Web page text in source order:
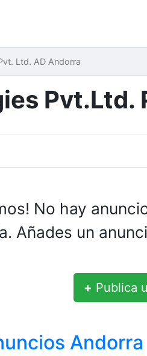
Ltd. AD Andorra
Pvt.Ltd.
No hay
Añades un
+ Publica
Andorra